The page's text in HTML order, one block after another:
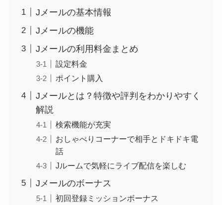
Jメールの基本情報
Jメールの機能
Jメールの利用料金まとめ
設定料金
ポイント購入
Jメールとは？特徴や評判をわかりやすく
解説
検索機能が充実
おしゃべりコーナーで相手とドキドキ電
話
Jルームで気軽にライブ配信を楽しむ
Jメールのボーナス
初回登録ミッションボーナス